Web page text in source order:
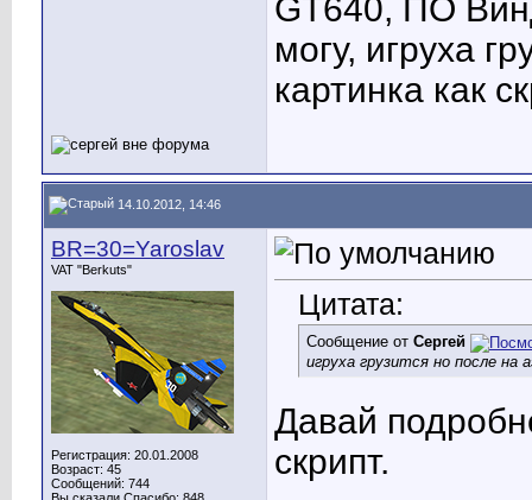
GT640, ПО
могу, игруха
картинка как
14.10.2012, 14:46
BR=30=Yaroslav
VAT "Berkuts"
Регистрация: 20.01.2008
Возраст: 45
Сообщений: 744
Цитата:
Сообщение от Сергей
игруха грузится но после на
Давай
скрипт.